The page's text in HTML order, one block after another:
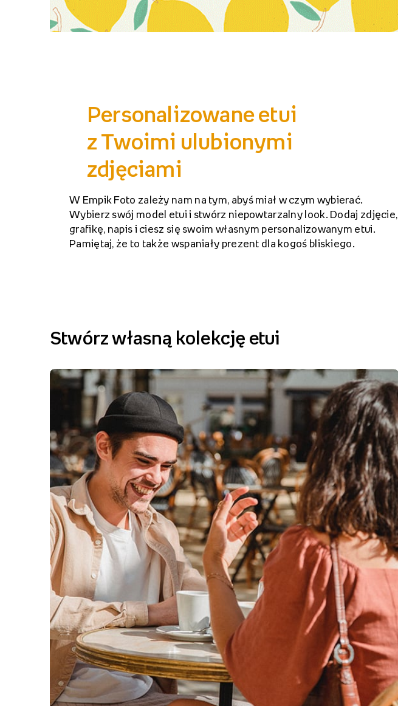
Personalizowane etui
z Twoimi ulubionymi
zdjęciami
W Empik Foto zależy nam na tym, abyś miał w czym wybierać.
Wybierz swój model etui i stwórz niepowtarzalny look. Dodaj zdjęcie,
grafikę, napis i ciesz się swoim własnym personalizowanym etui.
Pamiętaj, że to także wspaniały prezent dla kogoś bliskiego.
Stwórz własną kolekcję etui